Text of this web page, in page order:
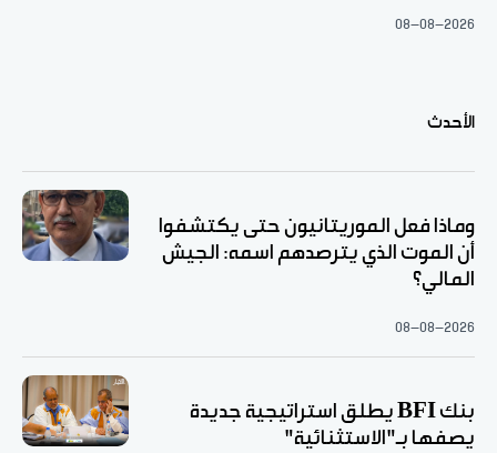
08-08-2026
الأحدث
وماذا فعل الموريتانيون حتى يكتشفوا
أن الموت الذي يترصدهم اسمه: الجيش
المالي؟
08-08-2026
بنك BFI يطلق استراتيجية جديدة
يصفها بـ"الاستثنائية"